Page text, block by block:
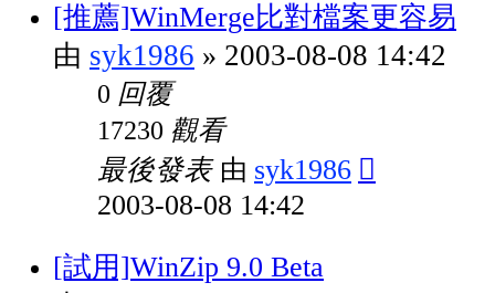
[推薦]WinMerge比對檔案更容易
由 syk1986 » 2003-08-08 14:42
0 回覆
17230 觀看
最後發表 由 syk1986
2003-08-08 14:42
[試用]WinZip 9.0 Beta